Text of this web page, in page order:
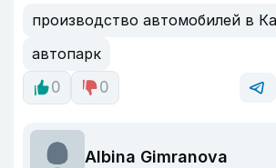
производство автомобилей в
автопарк
0
0
Albina Gimranova